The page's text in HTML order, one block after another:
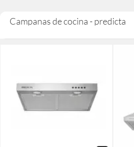
Campanas de cocina - predicta